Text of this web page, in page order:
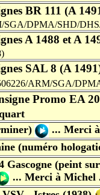
BR 111 (A
SGA/DPMA/SHD/
A 1488 et A
SAL 8 (A
ARM/SGA/
Promo EA
... Merci
(numéro
Gascogne (peint
... Merci à Michel